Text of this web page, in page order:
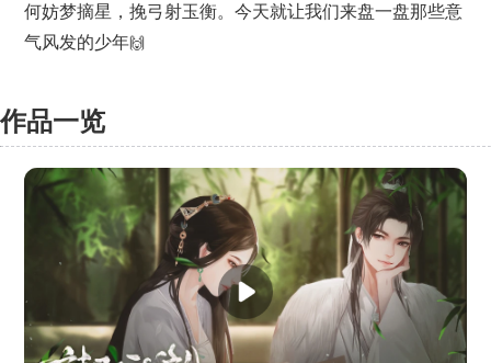
何妨梦摘星， 挽弓射玉衡。今天就让我们来盘一盘那些意
气风发的少年🙌
作品一览